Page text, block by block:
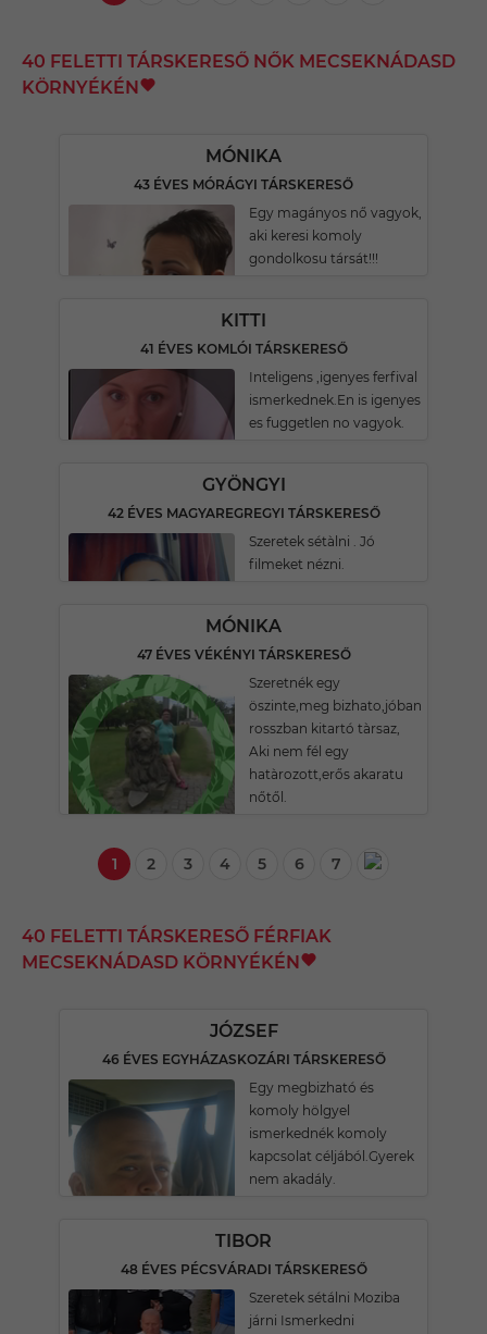
40 FELETTI TÁRSKERESŐ NŐK MECSEKNÁDASD
KÖRNYÉKÉN
MÓNIKA
43 ÉVES MÓRÁGYI TÁRSKERESŐ
Egy magányos nő vagyok,
aki keresi komoly
gondolkosu társát!!!
KITTI
41 ÉVES KOMLÓI TÁRSKERESŐ
Inteligens ,igenyes ferfival
ismerkednek.En is igenyes
es fuggetlen no vagyok.
GYÖNGYI
42 ÉVES MAGYAREGREGYI TÁRSKERESŐ
Szeretek sétàlni . Jó
filmeket nézni.
MÓNIKA
47 ÉVES VÉKÉNYI TÁRSKERESŐ
Szeretnék egy
öszinte,meg bizhato,jóban
rosszban kitartó tàrsaz,
Aki nem fél egy
hatàrozott,erős akaratu
nőtől.
1 2 3 4 5 6 7
40 FELETTI TÁRSKERESŐ FÉRFIAK
MECSEKNÁDASD KÖRNYÉKÉN
JÓZSEF
46 ÉVES EGYHÁZASKOZÁRI TÁRSKERESŐ
Egy megbizható és
komoly hölgyel
ismerkednék komoly
kapcsolat céljából.Gyerek
nem akadály.
TIBOR
48 ÉVES PÉCSVÁRADI TÁRSKERESŐ
Szeretek sétálni Moziba
járni Ismerkedni